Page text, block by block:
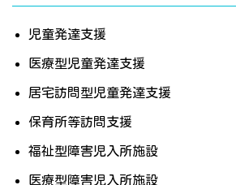
児童発達支援
医療型児童発達支援
居宅訪問型児童発達支援
保育所等訪問支援
福祉型障害児入所施設
医療型障害児入所施設